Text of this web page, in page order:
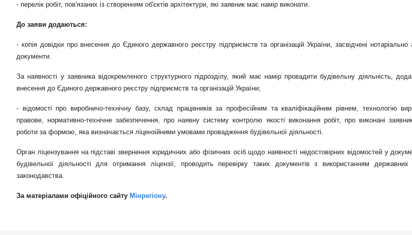
- перелік робіт, пов'язаних із створенням об'єктів архітектури, які заявник має намір виконати.
До заяви додаються:
- копія довідки про внесення до Єдиного державного реєстру підприємств та організацій України, засвідчені
документи.
За наявності у заявника відокремленого структурного підрозділу, який має намір провадити будівельну діяльність,
внесення до Єдиного державного реєстру підприємств та організацій України;
- відомості про виробничо-технічну базу, склад працівників за професійним та кваліфікаційним рівнем, технологію
правове, нормативно-технічне забезпечення, про наявну систему контролю якості виконання робіт, про виконані
роботи за формою, яка визначається ліцензійними умовами провадження будівельної діяльності.
Орган ліцензування на підставі звернення юридичних або фізичних осіб щодо наявності недостовірних відомостей у
будівельної діяльності для отримання ліцензії, проводить перевірку таких документів з використанням державних
законодавства.
За матеріалами офіційного сайту Мінрегіону.